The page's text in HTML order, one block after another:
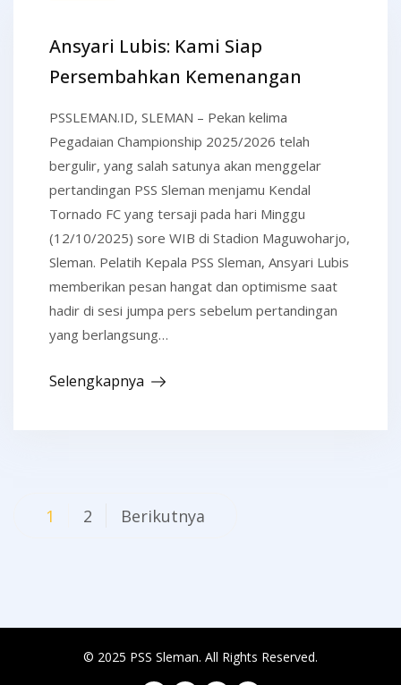
Ansyari Lubis: Kami Siap
Persembahkan Kemenangan
PSSLEMAN.ID, SLEMAN – Pekan kelima
Pegadaian Championship 2025/2026 telah
bergulir, yang salah satunya akan menggelar
pertandingan PSS Sleman menjamu Kendal
Tornado FC yang tersaji pada hari Minggu
(12/10/2025) sore WIB di Stadion Maguwoharjo,
Sleman. Pelatih Kepala PSS Sleman, Ansyari Lubis
memberikan pesan hangat dan optimisme saat
hadir di sesi jumpa pers sebelum pertandingan
yang berlangsung…
Selengkapnya
Navigasi
1 2 Berikutnya
© 2025 PSS Sleman. All Rights Reserved.